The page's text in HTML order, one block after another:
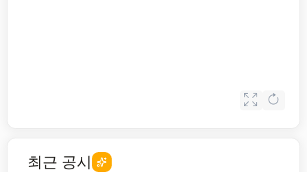
최근 공시